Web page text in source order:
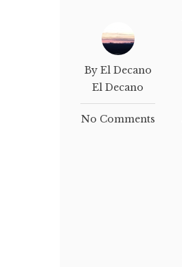
By El Decano
El Decano
No Comments